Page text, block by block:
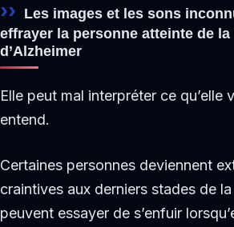
Les images et les sons
effrayer la personne atteinte de la
d’Alzheimer
Elle peut mal interpréter ce qu’elle
entend.
Certaines personnes deviennent
craintives aux derniers stades de
peuvent essayer de s’enfuir